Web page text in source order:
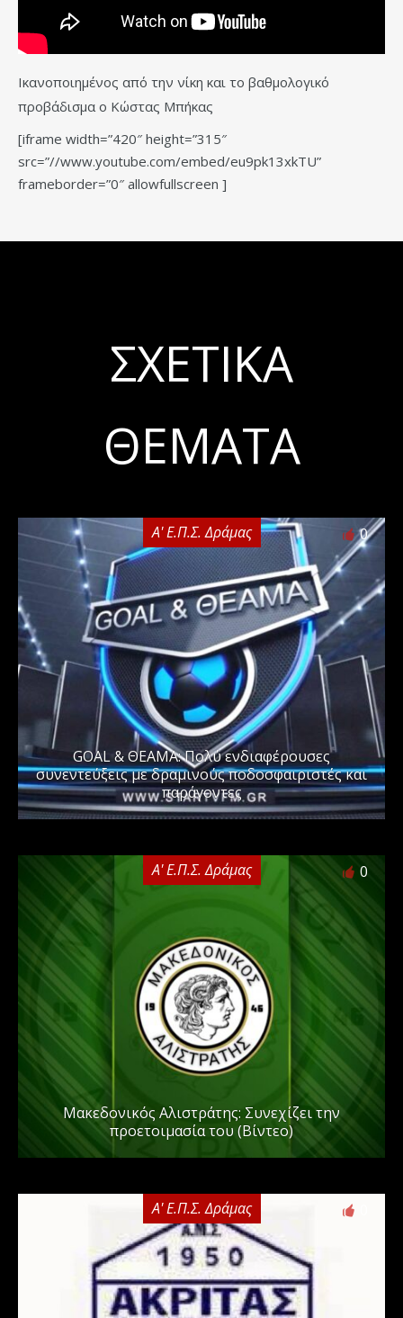
Ικανοποιημένος από την νίκη και το βαθμολογικό
προβάδισμα ο Κώστας Μπήκας
[iframe width=”420″ height=”315″
src=”//www.youtube.com/embed/eu9pk13xkTU”
frameborder=”0″ allowfullscreen ]
ΣΧΕΤΙΚΆ
ΘΈΜΑΤΑ
Α' Ε.Π.Σ. Δράμας 0
GOAL & ΘΕΑΜΑ: Πολύ ενδιαφέρουσες
συνεντεύξεις με δραμινούς ποδοσφαιριστές και
παράγοντες
Α' Ε.Π.Σ. Δράμας 0
Μακεδονικός Αλιστράτης: Συνεχίζει την
προετοιμασία του (Βίντεο)
Α' Ε.Π.Σ. Δράμας